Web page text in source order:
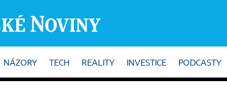
NÁZORY TECH REALITY INVESTICE PODCASTY